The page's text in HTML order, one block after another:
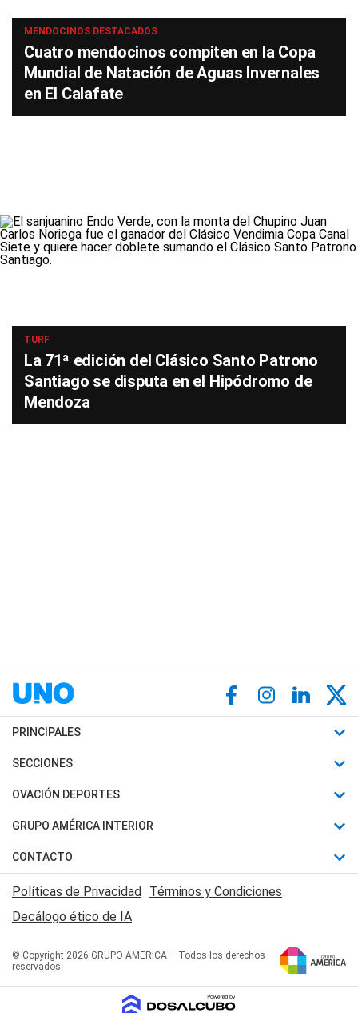
MENDOCINOS DESTACADOS
Cuatro mendocinos compiten en la Copa
Mundial de Natación de Aguas Invernales
en El Calafate
TURF
La 71ª edición del Clásico Santo Patrono
Santiago se disputa en el Hipódromo de
Mendoza
PRINCIPALES
Últimas Noticias
Política
Judiciales
Economia
SECCIONES
Horóscopo
Motores
Trucos caseros
Series y Películas
Edictos y Solicitadas
OVACIÓN DEPORTES
Fútbol
Mundial
Automovilismo
Rugby
Básquet
GRUPO AMÉRICA INTERIOR
Canal 7 en Vivo
San Juan 8
CONTACTO
Acerca de Nosotros
Contactanos
Políticas de Privacidad Términos y Condiciones
Decálogo ético de IA
© Copyright 2026 GRUPO AMERICA – Todos los derechos
reservados